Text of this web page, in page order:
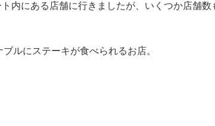
内にある店舗に行きましたが、いくつか店舗数
ルにステーキが食べられるお店。